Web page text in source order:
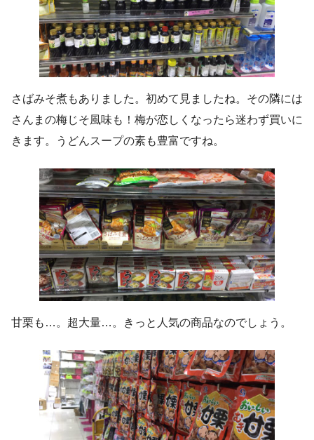
さばみそ煮もありました。初めて見ましたね。その隣には
さんまの梅じそ風味も！梅が恋しくなったら迷わず買いに
きます。うどんスープの素も豊富ですね。
甘栗も…。超大量…。きっと人気の商品なのでしょう。